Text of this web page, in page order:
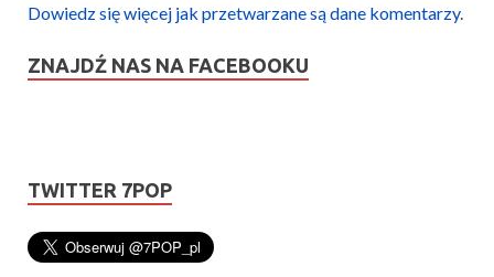
Dowiedz się więcej jak przetwarzane są dane komentarzy.
ZNAJDŹ NAS NA FACEBOOKU
TWITTER 7POP